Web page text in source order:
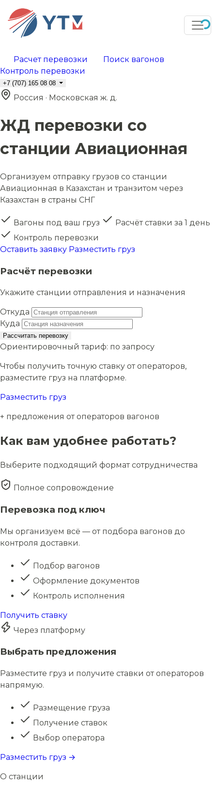
Расчет перевозки
Поиск вагонов
Контроль перевозки
+7 (707) 165 08 08
Россия · Московская ж. д.
ЖД перевозки со
станции Авиационная
Организуем отправку грузов со станции
Авиационная в Казахстан и транзитом через
Казахстан в страны СНГ
Вагоны под ваш груз
Расчёт ставки за 1 день
Контроль перевозки
Оставить заявку Разместить груз
Расчёт перевозки
Укажите станции отправления и назначения
Откуда
Куда
Рассчитать перевозку
Ориентировочный тариф: по запросу
Чтобы получить точную ставку от операторов,
разместите груз на платформе.
Разместить груз
+ предложения от операторов вагонов
Как вам удобнее работать?
Выберите подходящий формат сотрудничества
Полное сопровождение
Перевозка под ключ
Мы организуем всё — от подбора вагонов до
контроля доставки.
Подбор вагонов
Оформление документов
Контроль исполнения
Получить ставку
Через платформу
Выбрать предложения
Разместите груз и получите ставки от операторов
напрямую.
Размещение груза
Получение ставок
Выбор оператора
Разместить груз →
О станции